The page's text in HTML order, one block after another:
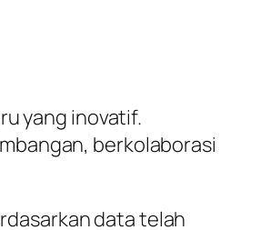
yang inovatif.
berkolaborasi
data telah